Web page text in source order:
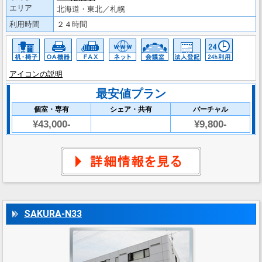
エリア
北海道・東北／札幌
利用時間
２４時間
アイコンの説明
最安値プラン
個室・専有 シェア・共有 バーチャル
¥43,000- ¥9,800-
SAKURA-N33